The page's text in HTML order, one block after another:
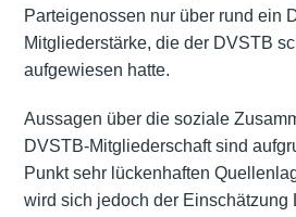
Parteigenossen nur über rund ein
Mitgliederstärke, die der DVSTB
aufgewiesen hatte.
Aussagen über die soziale
DVSTB-Mitgliederschaft sind
Punkt sehr lückenhaften
wird sich jedoch der Einschätzung